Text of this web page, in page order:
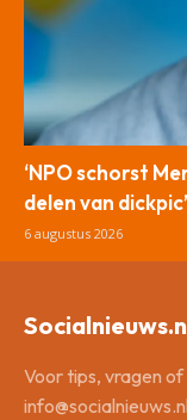
‘NPO schorst
delen van dickpic’
6 augustus 2026
Voor tips, vragen
info@socialnieuws.nl